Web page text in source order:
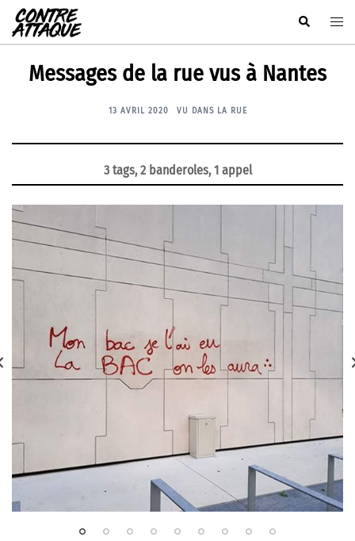
Aller
au
contenu
Rechercher
Messages de la rue vus à Nantes
13 AVRIL 2020 VU DANS LA RUE
3 tags, 2 banderoles, 1 appel